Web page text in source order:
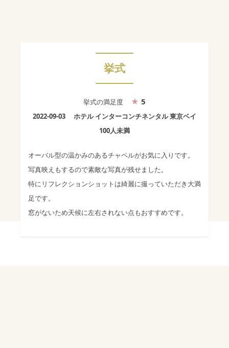
挙式
挙式の満足度 5
2022-09-03
ホテル インターコンチネンタル 東京ベイ
100人未満
オーバル型の温かみのあるチャペルがお気に入りです。
写真映えもするので素敵な写真が残せました。
特にリフレクションショットは綺麗に撮っていただき大満
足です。
窓がないため天候に左右されない点もおすすめです。